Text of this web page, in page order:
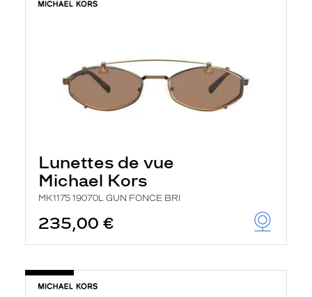
Lunettes de vue
Michael Kors
MK1175 19070L GUN FONCE BRI
235,00 €